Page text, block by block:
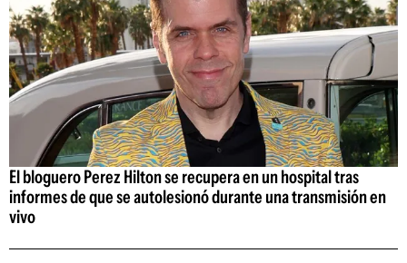
El bloguero Perez Hilton se recupera en un hospital tras
informes de que se autolesionó durante una transmisión en
vivo